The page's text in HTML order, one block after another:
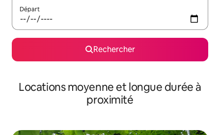
Départ
Rechercher
Locations moyenne et longue durée à
proximité